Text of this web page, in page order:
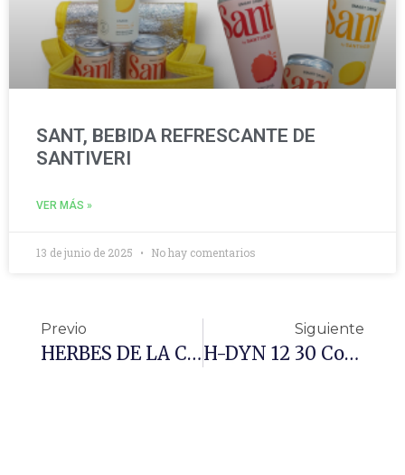
SANT, BEBIDA REFRESCANTE DE
SANTIVERI
VER MÁS »
13 de junio de 2025 No hay comentarios
Previo
HERBES DE LA CONCA, Sin Microplásticos
Siguiente
H-DYN 12 30 Comprimidos